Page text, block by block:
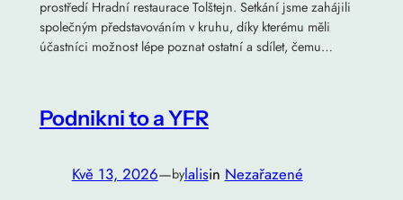
prostředí Hradní restaurace Tolštejn. Setkání jsme zahájili
společným představováním v kruhu, díky kterému měli
účastníci možnost lépe poznat ostatní a sdílet, čemu…
Podnikni to a YFR
Kvě 13, 2026—bylalisin Nezařazené